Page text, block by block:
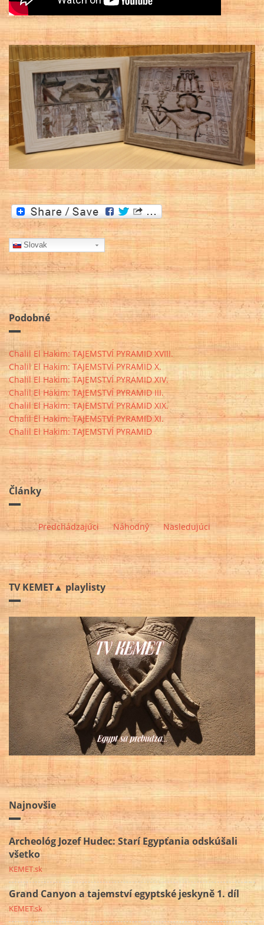
Slovak
Podobné
Chalil El Hakim: TAJEMSTVÍ PYRAMID XVIII.
Chalil El Hakim: TAJEMSTVÍ PYRAMID X.
Chalil El Hakim: TAJEMSTVÍ PYRAMID XIV.
Chalil El Hakim: TAJEMSTVÍ PYRAMID III.
Chalil El Hakim: TAJEMSTVÍ PYRAMID XIX.
Chalil El Hakim: TAJEMSTVÍ PYRAMID XI.
Chalil El Hakim: TAJEMSTVÍ PYRAMID
Články
Predchádzajúci Náhodný Nasledujúci
TV KEMET▲ playlisty
Najnovšie
Archeológ Jozef Hudec: Starí Egypťania odskúšali
všetko
KEMET.sk
Grand Canyon a tajemství egyptské jeskyně 1. díl
KEMET.sk